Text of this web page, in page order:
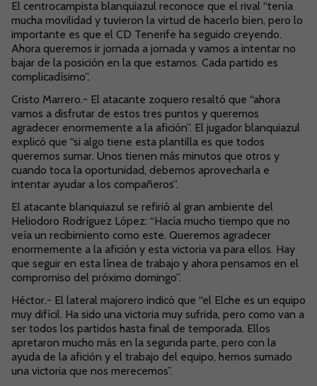
El centrocampista blanquiazul reconoce que el rival “tenía
mucha movilidad y tuvieron la virtud de hacerlo bien, pero lo
importante es que el CD Tenerife ha seguido creyendo.
Ahora queremos ir jornada a jornada y vamos a intentar no
bajar de la posición en la que estamos. Cada partido es
complicadísimo”.
Cristo Marrero.- El atacante zoquero resaltó que “ahora
vamos a disfrutar de estos tres puntos y queremos
agradecer enormemente a la afición”. El jugador blanquiazul
explicó que “si algo tiene esta plantilla es que todos
queremos sumar. Unos tienen más minutos que otros y
cuando toca la oportunidad, debemos aprovecharla e
intentar ayudar a los compañeros”.
El atacante blanquiazul se refirió al gran ambiente del
Heliodoro Rodríguez López: “Hacía mucho tiempo que no
veía un recibimiento como este. Queremos agradecer
enormemente a la afición y esta victoria va para ellos. Hay
que seguir en esta línea de trabajo y ahora pensamos en el
compromiso del próximo domingo”.
Héctor.- El lateral majorero indicó que “el Elche es un equipo
muy difícil. Ha sido una victoria muy sufrida, pero como van a
ser todos los partidos hasta final de temporada. Ellos
apretaron mucho más en la segunda parte, pero con la
ayuda de la afición y el trabajo del equipo, hemos sumado
una victoria que nos merecemos”.